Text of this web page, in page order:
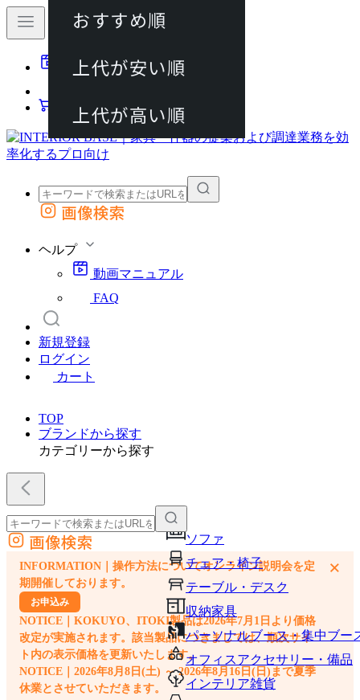
動画マニュアル
カート
外部サイトの商品をカートに追加
画像検索
ヘルプ
動画マニュアル
FAQ
新規登録
ログイン
カート
TOP
ブランドから探す
カテゴリーから探す
ソファ
チェア・椅子
テーブル・デスク
収納家具
パーソナルブース・集中ブー
オフィスアクセサリー・備品
インテリア雑貨
外部サイトの商品をカートに追加
他のサイトで見つけた商品ページのURLを貼り付けて、カートに追加できます
画像検索
INFORMATION｜操作方法についてオンライン説明会を定
期開催しております。
お申込み
NOTICE｜KOKUYO、ITOKI製品は2026年7月1日より価格
改定が実施されます。該当製品につきましては、順次サイ
ト内の表示価格を更新いたします。
NOTICE｜2026年8月8日(土) ～ 2026年8月16日(日)まで夏季
休業とさせていただきます。
×
おすすめ順
上代が安い順
上代が高い順